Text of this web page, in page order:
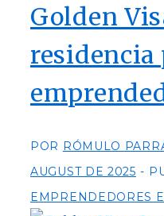
Golden
residencia
POR RÓMULO
AUGUST DE 2025
EMPRENDEDORES